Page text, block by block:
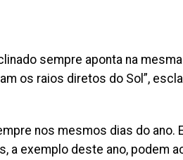
sempre aponta na
os raios diretos do Sol”,
nos mesmos dias do ano.
a exemplo deste ano, podem